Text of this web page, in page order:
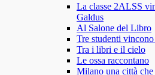
La classe 2ALSS
Galdus
Al Salone del Libro
Tre studenti
Tra i libri e il cielo
Le ossa raccontano
Milano una città